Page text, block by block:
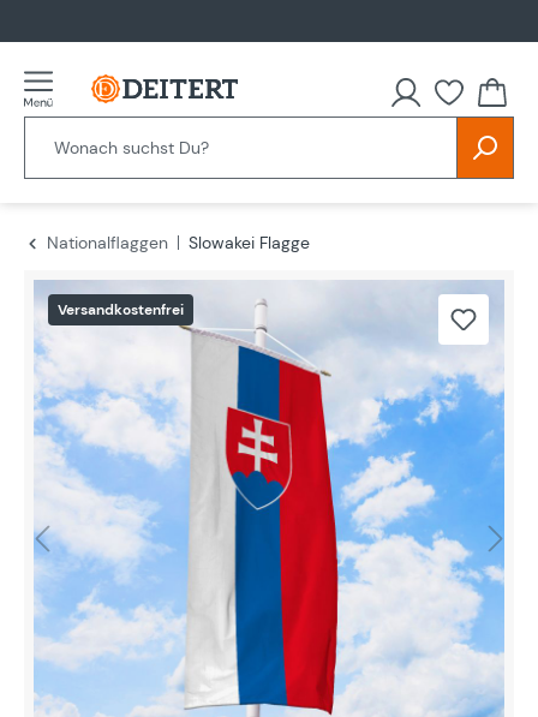
Nationalflaggen
Slowakei Flagge
Bildergalerie überspringen
Versandkostenfrei